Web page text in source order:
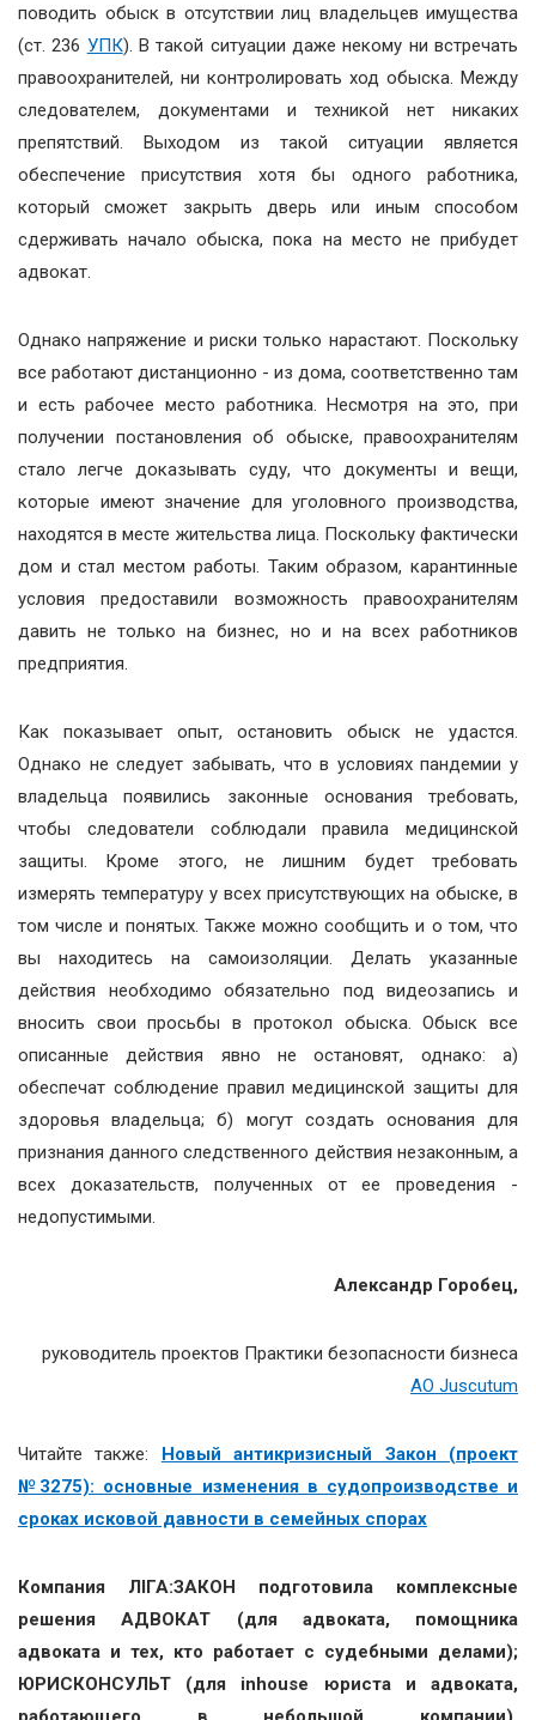
поводить обыск в отсутствии лиц владельцев имущества
(ст. 236 УПК). В такой ситуации даже некому ни встречать
правоохранителей, ни контролировать ход обыска. Между
следователем, документами и техникой нет никаких
препятствий. Выходом из такой ситуации является
обеспечение присутствия хотя бы одного работника,
который сможет закрыть дверь или иным способом
сдерживать начало обыска, пока на место не прибудет
адвокат.
Однако напряжение и риски только нарастают. Поскольку
все работают дистанционно - из дома, соответственно там
и есть рабочее место работника. Несмотря на это, при
получении постановления об обыске, правоохранителям
стало легче доказывать суду, что документы и вещи,
которые имеют значение для уголовного производства,
находятся в месте жительства лица. Поскольку фактически
дом и стал местом работы. Таким образом, карантинные
условия предоставили возможность правоохранителям
давить не только на бизнес, но и на всех работников
предприятия.
Как показывает опыт, остановить обыск не удастся.
Однако не следует забывать, что в условиях пандемии у
владельца появились законные основания требовать,
чтобы следователи соблюдали правила медицинской
защиты. Кроме этого, не лишним будет требовать
измерять температуру у всех присутствующих на обыске, в
том числе и понятых. Также можно сообщить и о том, что
вы находитесь на самоизоляции. Делать указанные
действия необходимо обязательно под видеозапись и
вносить свои просьбы в протокол обыска. Обыск все
описанные действия явно не остановят, однако: а)
обеспечат соблюдение правил медицинской защиты для
здоровья владельца; б) могут создать основания для
признания данного следственного действия незаконным, а
всех доказательств, полученных от ее проведения -
недопустимыми.
Александр Горобец,
руководитель проектов Практики безопасности бизнеса
АО Juscutum
Читайте также: Новый антикризисный Закон (проект
№3275): основные изменения в судопроизводстве и
сроках исковой давности в семейных спорах
Компания ЛІГА:ЗАКОН подготовила комплексные
решения АДВОКАТ (для адвоката, помощника
адвоката и тех, кто работает с судебными делами);
ЮРИСКОНСУЛЬТ (для inhouse юриста и адвоката,